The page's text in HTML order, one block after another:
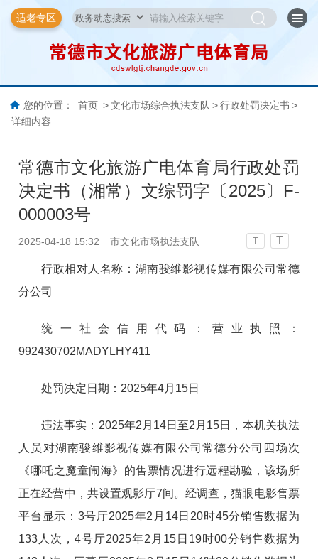
适老专区
您的位置： 首页 > 文化市场综合执法支队 > 行政处罚决定书 >
详细内容
常德市文化旅游广电体育局行政处罚
决定书（湘常）文综罚字〔2025〕F-
000003号
2025-04-18 15:32 市文化市场执法支队 T T
行政相对人名称：湖南骏维影视传媒有限公司常德
分公司
统一社会信用代码：营业执照：
992430702MADYLHY411
处罚决定日期：2025年4月15日
违法事实：2025年2月14日至2月15日，本机关执法
人员对湖南骏维影视传媒有限公司常德分公司四场次
《哪吒之魔童闹海》的售票情况进行远程勘验，该场所
正在经营中，共设置观影厅7间。经调查，猫眼电影售票
平台显示：3号厅2025年2月14日20时45分销售数据为
133人次，4号厅2025年2月15日19时00分销售数据为